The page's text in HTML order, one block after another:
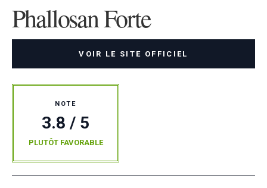
Phallosan Forte
VOIR LE SITE OFFICIEL
NOTE
3.8 / 5
PLUTÔT FAVORABLE